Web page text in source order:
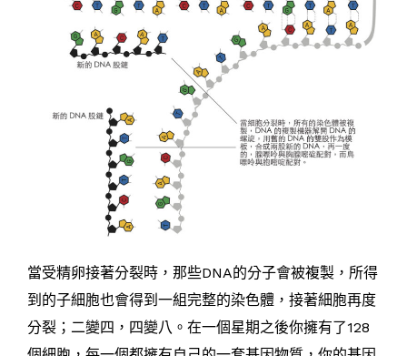
當受精卵接著分裂時，那些DNA的分子會被複製，所得
到的子細胞也會得到一組完整的染色體，接著細胞再度
分裂；二變四，四變八。在一個星期之後你擁有了128